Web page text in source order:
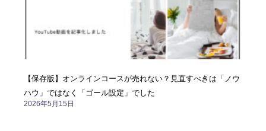
【保存版】オンラインコースが売れない？見直すべきは「ノウ
ハウ」ではなく「ゴール設定」でした
2026年5月15日